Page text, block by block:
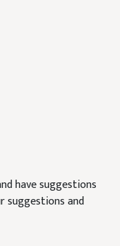
have suggestions
suggestions and